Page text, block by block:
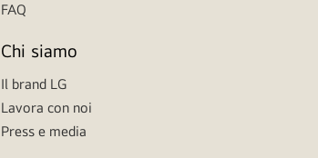
FAQ
Chi siamo
Il brand LG
Lavora con noi
Press e media